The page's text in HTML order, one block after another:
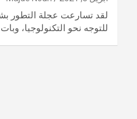
للتوجه نحو التكنولوجيا،